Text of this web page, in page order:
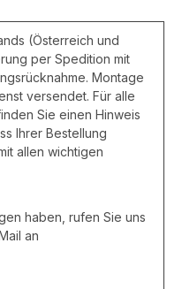
(Österreich und
per Spedition mit
Montage
versendet. Für alle
Sie einen Hinweis
Ihrer Bestellung
allen wichtigen
haben, rufen Sie uns
an